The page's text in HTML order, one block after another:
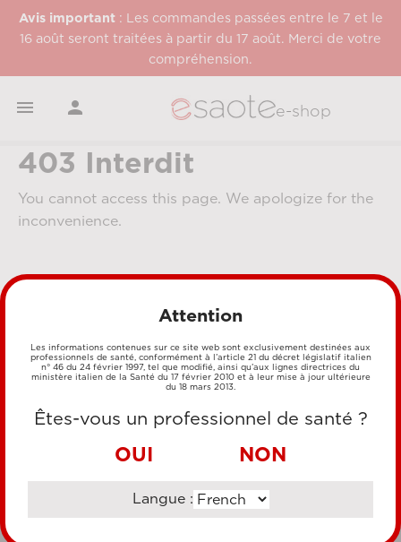
Avis important: Les commandes passées entre le 7 et le
16 août seront traitées à partir du 17 août. Merci de votre
compréhension.
  e-shop
403 Interdit
You cannot access this page. We apologize for the
inconvenience.
MÉTHODES DE PAIEMENT
VIREMENT BANCAIRE
Attention
Les informations contenues sur ce site web sont exclusivement destinées aux
professionnels de santé, conformément à l’article 21 du décret législatif italien
n° 46 du 24 février 1997, tel que modifié, ainsi qu’aux lignes directrices du
ministère italien de la Santé du 17 février 2010 et à leur mise à jour ultérieure
du 18 mars 2013.
Êtes-vous un professionnel de santé ?
OUI NON
Langue :